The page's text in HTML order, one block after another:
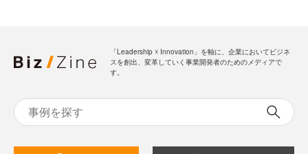
「Leadership ☓ Innovation」を軸に、企業においてビジネ
スを創出、変革していく事業開発者のためのメディアで
す。